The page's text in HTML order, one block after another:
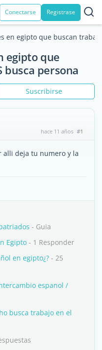
Conectarse Registrase
en egipto que buscan
egipto que
busca persona
Suscribirse
hace 11 años #1
deja tu numero y la
- Guia
Egipto - 1 Responder
en egipto¿? - 25
espanol /
busca trabajo en el